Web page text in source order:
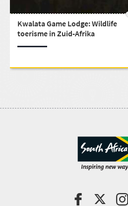
Kwalata Game Lodge: Wildlife
toerisme in Zuid-Afrika